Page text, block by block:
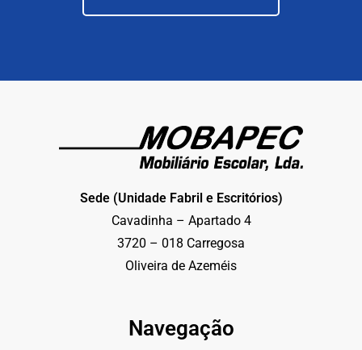
Sede (Unidade Fabril e Escritórios)
Cavadinha – Apartado 4
3720 – 018 Carregosa
Oliveira de Azeméis
Navegação